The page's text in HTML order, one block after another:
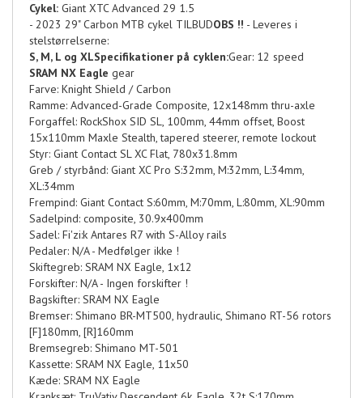
Cykel: Giant XTC Advanced 29 1.5
- 2023 29" Carbon MTB cykel TILBUDOBS !! - Leveres i
stelstørrelserne:
S, M, L og XLSpecifikationer på cyklen:Gear: 12 speed
SRAM NX Eagle gear
Farve: Knight Shield / Carbon
Ramme: Advanced-Grade Composite, 12x148mm thru-axle
Forgaffel: RockShox SID SL, 100mm, 44mm offset, Boost
15x110mm Maxle Stealth, tapered steerer, remote lockout
Styr: Giant Contact SL XC Flat, 780x31.8mm
Greb / styrbånd: Giant XC Pro S:32mm, M:32mm, L:34mm,
XL:34mm
Frempind: Giant Contact S:60mm, M:70mm, L:80mm, XL:90mm
Sadelpind: composite, 30.9x400mm
Sadel: Fi'zi:k Antares R7 with S-Alloy rails
Pedaler: N/A - Medfølger ikke !
Skiftegreb: SRAM NX Eagle, 1x12
Forskifter: N/A - Ingen forskifter !
Bagskifter: SRAM NX Eagle
Bremser: Shimano BR-MT500, hydraulic, Shimano RT-56 rotors
[F]180mm, [R]160mm
Bremsegreb: Shimano MT-501
Kassette: SRAM NX Eagle, 11x50
Kæde: SRAM NX Eagle